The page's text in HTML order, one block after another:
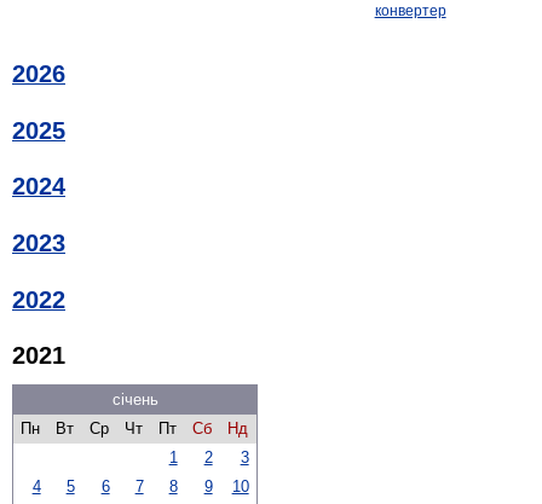
конвертер
2026
2025
2024
2023
2022
2021
січень
Пн
Вт Ср Чт Пт Сб
Нд
1
2
3
4
5 6 7 8 9
10